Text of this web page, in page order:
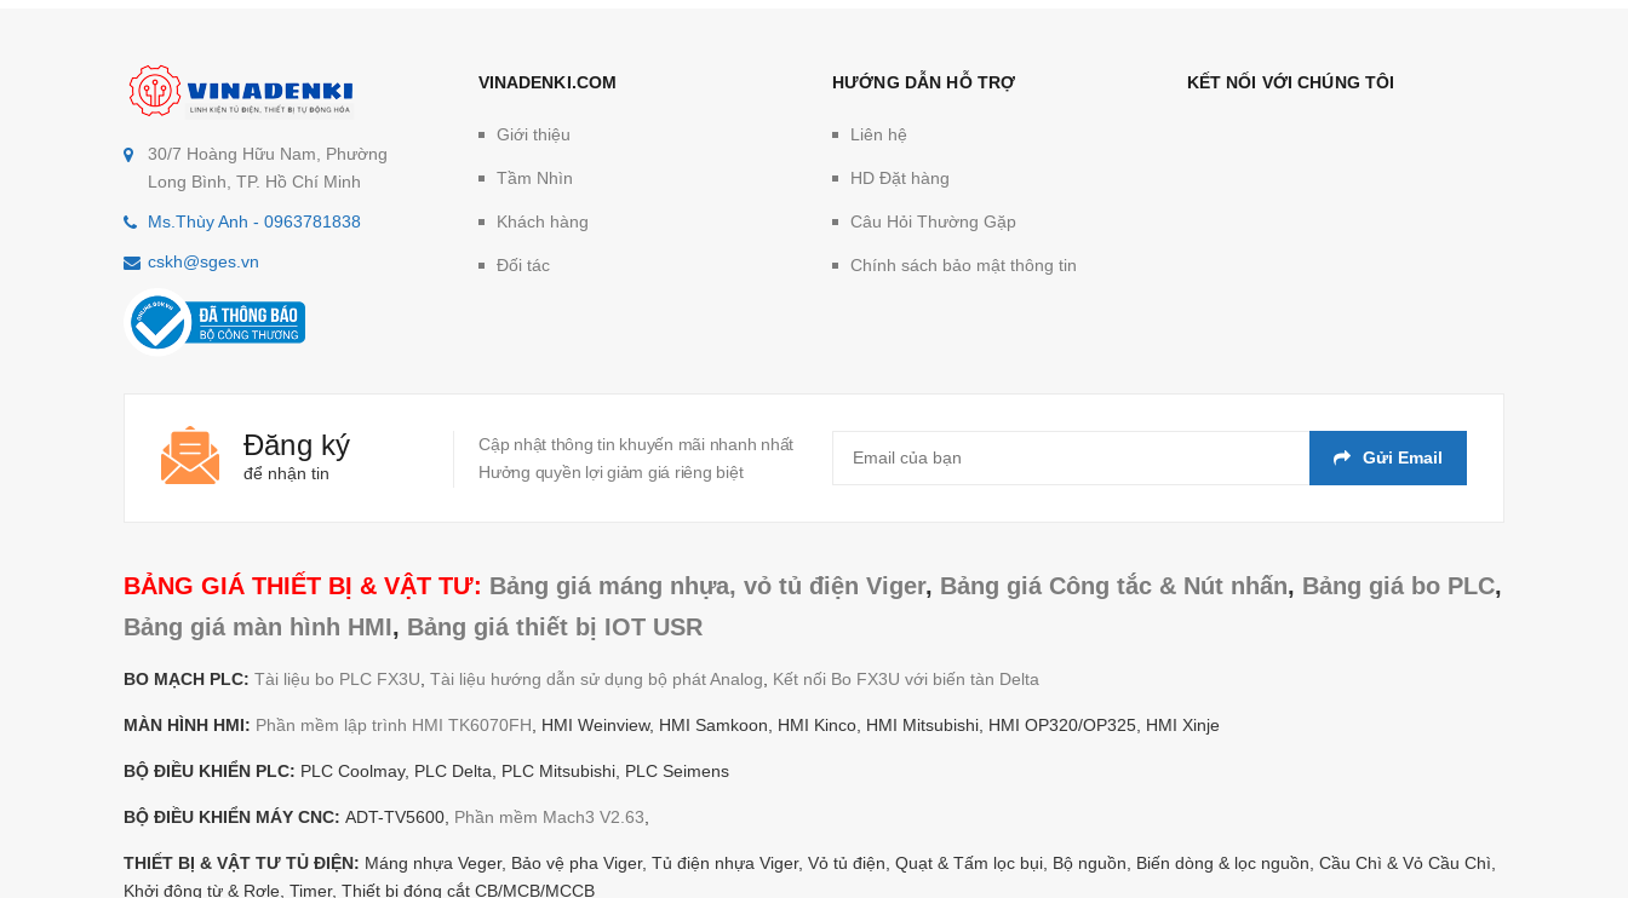
30/7 Hoàng Hữu Nam, Phường
Long Bình, TP. Hồ Chí Minh
Ms.Thùy Anh - 0963781838
cskh@sges.vn
VINADENKI.COM
Giới thiệu
Tầm Nhìn
Khách hàng
Đối tác
HƯỚNG DẪN HỖ TRỢ
Liên hệ
HD Đặt hàng
Câu Hỏi Thường Gặp
Chính sách bảo mật thông tin
KẾT NỐI VỚI CHÚNG TÔI
Đăng ký
để nhận tin
Cập nhật thông tin khuyến mãi nhanh nhất
Hưởng quyền lợi giảm giá riêng biệt
Gửi Email
BẢNG GIÁ THIẾT BỊ & VẬT TƯ: Bảng giá máng nhựa, vỏ tủ điện Viger, Bảng giá Công tắc & Nút nhấn, Bảng giá bo PLC,
Bảng giá màn hình HMI, Bảng giá thiết bị IOT USR
BO MẠCH PLC: Tài liệu bo PLC FX3U Tài liệu hướng dẫn sử dụng bộ phát Analog Kết nối Bo FX3U với biến tàn Delta
MÀN HÌNH HMI: Phần mềm lập trình HMI TK6070FH , HMI Weinview, HMI Samkoon, HMI Kinco, HMI Mitsubishi, HMI OP320/OP325, HMI Xinje
BỘ ĐIỀU KHIỂN PLC: PLC Coolmay, PLC Delta, PLC Mitsubishi, PLC Seimens
BỘ ĐIỀU KHIỂN MÁY CNC: ADT-TV5600, Phần mềm Mach3 V2.63
THIẾT BỊ & VẬT TƯ TỦ ĐIỆN: Máng nhựa Veger, Bảo vệ pha Viger, Tủ điện nhựa Viger, Vỏ tủ điện, Quạt & Tấm lọc bụi, Bộ nguồn, Biến dòng & lọc nguồn, Cầu Chì & Vỏ Cầu Chì,
Khởi động từ & Rơle, Timer, Thiết bị đóng cắt CB/MCB/MCCB